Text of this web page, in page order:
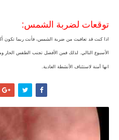
توقعات لضربة الشمس:
اذا كنت قد تعافيت من ضربة الشمس، فأنت ربما تكون
الأسبوع التالي. لذلك فمن الأفضل تجنب الطقس الحار
انها آمنة لاستئناف الأنشطة العادية.